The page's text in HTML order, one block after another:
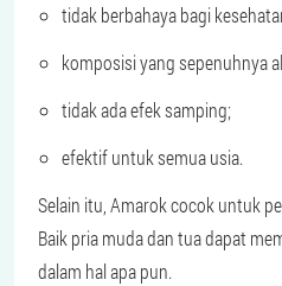
tidak berbahaya bagi
komposisi yang sepenuhnya
tidak ada efek samping;
efektif untuk semua usia.
Selain itu, Amarok cocok untuk
Baik pria muda dan tua dapat
dalam hal apa pun.